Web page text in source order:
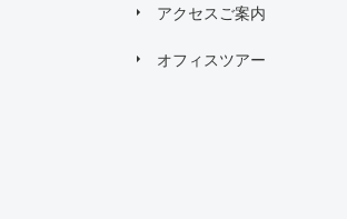
アクセスご案内
オフィスツアー